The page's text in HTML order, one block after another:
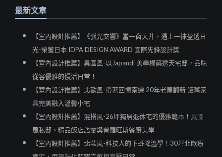
最新文章
【室內設計推薦】《弧光交響》當一窗天井，遇上一抹盈透日
光-榮獲日本 IDPA DESIGN AWARD 國際先鋒設計獎
【室內設計推薦】異國風-以Japandi 美學構築透天宅邸，品味
從容優雅的慢活日常！
【室內設計推薦】北歐風-帶著回憶南遷 20年老屋翻新 讓舊家
具完美融入溫馨小宅
【室內設計推薦】混搭風-26坪獨居退休宅的優雅範本！異國
風私邸、精品飯店語彙與普羅旺斯餐廚美學
【室內設計推薦】北歐風-科技人的下班降溫學！30坪北歐療